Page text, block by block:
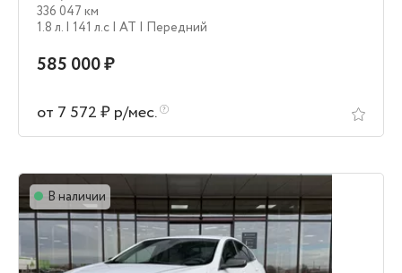
336 047 км
1.8 л. | 141 л.c | AT | Передний
585 000 ₽
от 7 572 ₽ р/мес.
В наличии